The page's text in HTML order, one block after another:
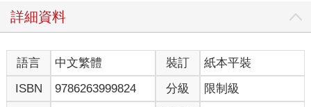
詳細資料
語言 中文繁體 裝訂
紙本平裝
ISBN
9786263999824 分級 限制級